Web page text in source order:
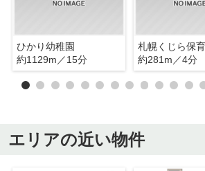
ひかり幼稚園
約1129m／15分
札幌くじら保
約281m／4分
エリアの近い物件